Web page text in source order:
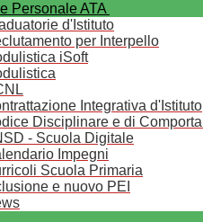
Personale ATA
d'Istituto
per Interpello
iSoft
Integrativa d'Istituto
Disciplinare e di
- Scuola Digitale
Impegni
Scuola Primaria
e nuovo PEI